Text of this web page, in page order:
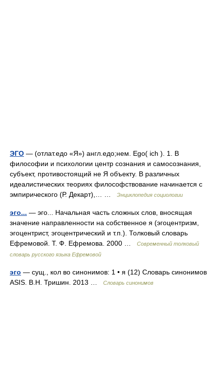
ЭГО — (отлат.едо «Я») англ.едо;нем. Ego( ich ). 1. В
философии и психологии центр сознания и самосознания,
субъект, противостоящий не Я объекту. В различных
идеалистических теориях философствование начинается с
эмпирического (Р. Декарт),… …
Энциклопедия социологии
эго... — эго... Начальная часть сложных слов, вносящая
значение направленности на собственное я (эгоцентризм,
эгоцентрист, эгоцентрический и т.п.). Толковый словарь
Ефремовой. Т. Ф. Ефремова. 2000 …
Современный толковый
словарь русского языка Ефремовой
эго — сущ., кол во синонимов: 1 • я (12) Словарь синонимов
ASIS. В.Н. Тришин. 2013 …
Словарь синонимов